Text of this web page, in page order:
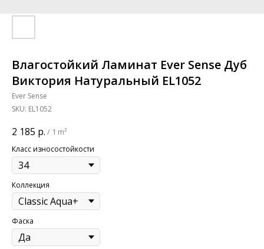
Влагостойкий Ламинат Ever Sense Дуб
Виктория Натуральный EL1052
Ever Sense
SKU: EL1052
2 185 р. / 1 m²
Класс износостойкости
Коллекция
Фаска